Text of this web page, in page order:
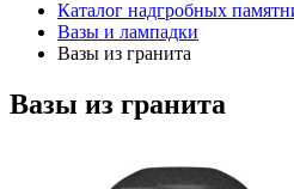
Каталог надгробных
Вазы и лампадки
Вазы из гранита
Вазы из гранита